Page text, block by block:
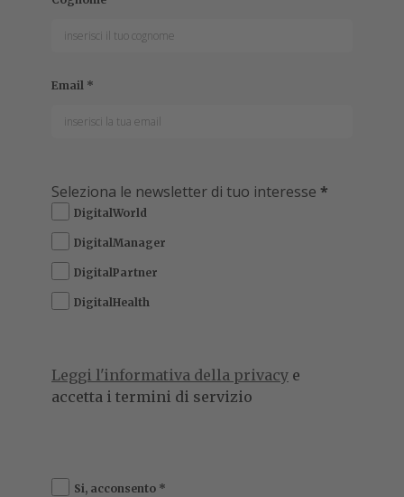
Email *
Seleziona le newsletter di tuo interesse *
DigitalWorld
DigitalManager
DigitalPartner
DigitalHealth
Leggi l'informativa della privacy e
accetta i termini di servizio
Si, acconsento *